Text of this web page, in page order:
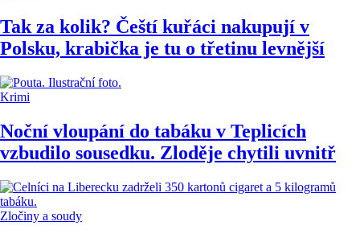
Tak za kolik? Čeští kuřáci nakupují v
Polsku, krabička je tu o třetinu levnější
Krimi
Noční vloupání do tabáku v Teplicích
vzbudilo sousedku. Zloděje chytili uvnitř
Zločiny a soudy